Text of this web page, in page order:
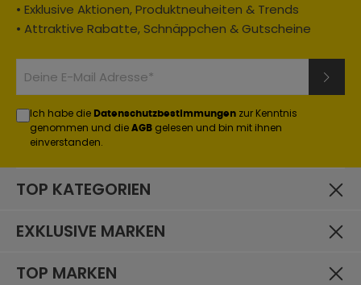
• Exklusive Aktionen, Produktneuheiten & Trends
• Attraktive Rabatte, Schnäppchen & Gutscheine
Ich habe die Datenschutzbestimmungen zur Kenntnis
genommen und die AGB gelesen und bin mit ihnen
einverstanden.
TOP KATEGORIEN
EXKLUSIVE MARKEN
TOP MARKEN